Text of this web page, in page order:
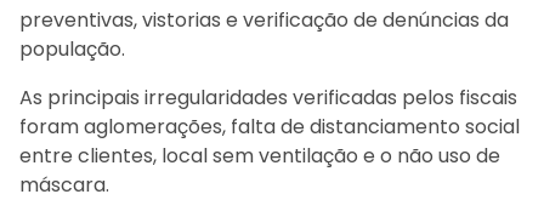
preventivas, vistorias e verificação de denúncias da
população.
As principais irregularidades verificadas pelos fiscais
foram aglomerações, falta de distanciamento social
entre clientes, local sem ventilação e o não uso de
máscara.